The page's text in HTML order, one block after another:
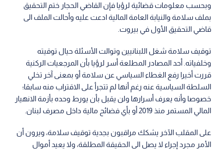
وبحسب معلومات قضائية لرؤيا فإن القاضي الحجار ختم التحقيق
بملف سلامة والنيابة العامة المالية ادعت عليه وأحالت الملف الى
قاضي التحقيق الأول في بيروت.
توقيف سلامة شغل اللبنانيين وتوالت الأسئلة حيال توقيته
وخلفياته. أحد المصادر المطلعة أسر لرؤيا بأن المرجعيات الركنية
قررت أخيرا رفع الغطاء السياسي عن سلامة أو بمعنى آخر تخلي
السلطة السياسية عنه رغم أنها لم تتجرأ على الاقتراب منه سابقا؛
خصوصا وأنه يعرف أسرارها ولن يقبل بأن يورط وحده بأزمة الانهيار
المالي المستمر منذ 2019 أو بأي فضائح مالية داخل مصرف لبنان.
على المقلب الآخر يشكك مراقبون بجدية توقيف سلامة، ويرون أن
الأمر مجرد إجراء لا يصل الى الحقيقة المطلقة، ولا يعيد أموال